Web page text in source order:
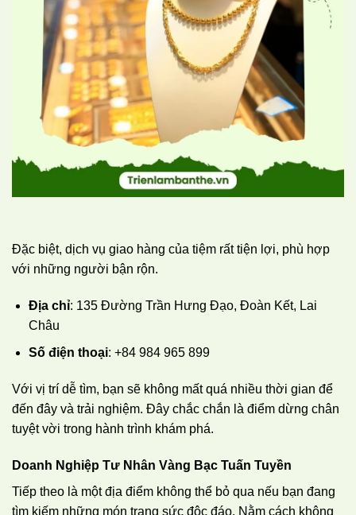
Đặc biệt, dịch vụ giao hàng của tiệm rất tiện lợi, phù hợp
với những người bận rộn.
Địa chỉ: 135 Đường Trần Hưng Đạo, Đoàn Kết, Lai
Châu
Số điện thoại: +84 984 965 899
Với vị trí dễ tìm, bạn sẽ không mất quá nhiều thời gian để
đến đây và trải nghiệm. Đây chắc chắn là điểm dừng chân
tuyệt vời trong hành trình khám phá.
Doanh Nghiệp Tư Nhân Vàng Bạc Tuấn Tuyền
Tiếp theo là một địa điểm không thể bỏ qua nếu bạn đang
tìm kiếm những món trang sức độc đáo. Nằm cách không